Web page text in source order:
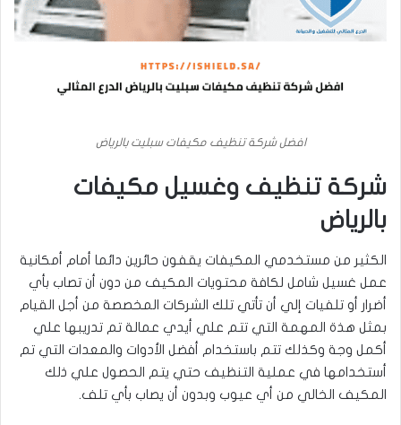
افضل شركة تنظيف مكيفات سبليت بالرياض
شركة تنظيف وغسيل مكيفات
بالرياض
الكثير من مستخدمي المكيفات يقفون حائرين دائما أمام أمكانية
عمل غسيل شامل لكافة محتويات المكيف من دون أن تصاب بأي
أضرار أو تلفيات إلي أن تأتي تلك الشركات المخصصة من أجل القيام
بمثل هذة المهمة التي تتم علي أيدي عمالة تم تدريبها علي
أكمل وجة وكذلك تتم باستخدام أفضل الأدوات والمعدات التي تم
أستخدامها في عملية التنظيف حتي يتم الحصول علي ذلك
المكيف الخالي من أي عيوب وبدون أن يصاب بأي تلف.